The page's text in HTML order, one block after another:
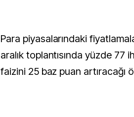
Para piyasalarındaki
aralık toplantısında yüzde 77
faizini 25 baz puan artıracağı